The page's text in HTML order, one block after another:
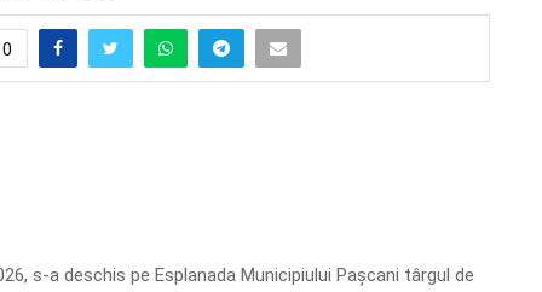
0
s-a deschis pe Esplanada Municipiului Pașcani târgul de